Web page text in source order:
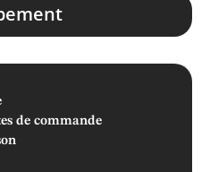
de commande